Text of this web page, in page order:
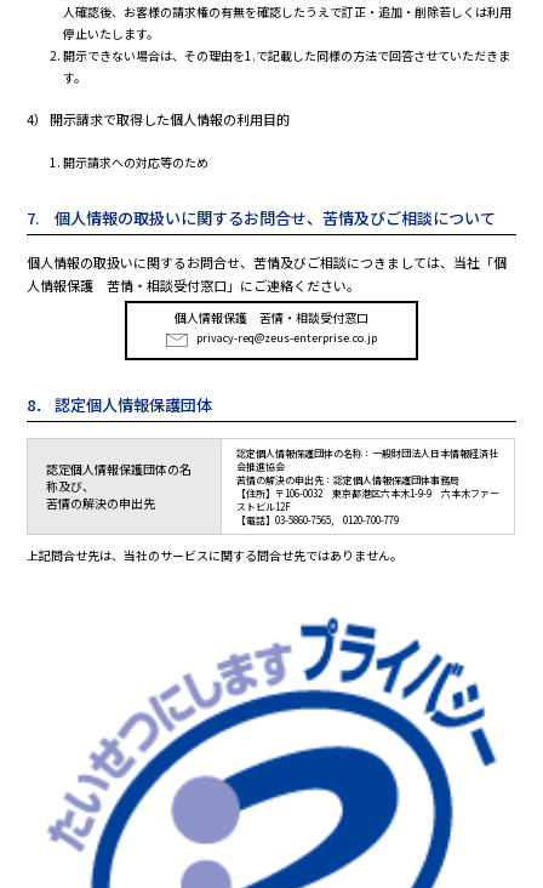
人確認後、お客様の請求権の有無を確認したうえで訂正・追加・削除若しくは利用
停止いたします。
開示できない場合は、その理由を1.で記載した同様の方法で回答させていただきま
す。
4） 開示請求で取得した個人情報の利用目的
開示請求への対応等のため
7. 個人情報の取扱いに関するお問合せ、苦情及びご相談について
個人情報の取扱いに関するお問合せ、苦情及びご相談につきましては、当社「個
人情報保護 苦情・相談受付窓口」にご連絡ください。
個人情報保護 苦情・相談受付窓口
privacy-req@zeus-enterprise.co.jp
8． 認定個人情報保護団体
認定個人情報保護団体の名
称及び、
苦情の解決の申出先
認定個人情報保護団体の名称：一般財団法人日本情報経済社
会推進協会
苦情の解決の申出先：認定個人情報保護団体事務局
【住所】〒106-0032 東京都港区六本木1-9-9 六本木ファー
ストビル12F
【電話】03-5860-7565, 0120-700-779
上記問合せ先は、当社のサービスに関する問合せ先ではありません。